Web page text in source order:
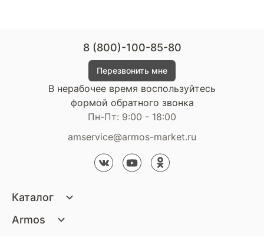
Каталог
Кровати
Armos
8 (800)-100-85-80
Перезвонить мне
В нерабочее время воспользуйтесь
формой обратного звонка
Пн-Пт: 9:00 - 18:00
amservice@armos-market.ru